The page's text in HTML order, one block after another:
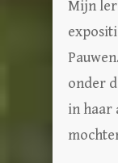
Mijn
onder
in haar